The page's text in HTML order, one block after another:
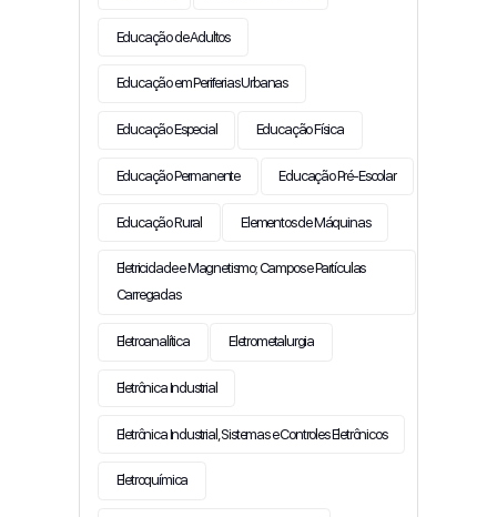
Educação de Adultos
Educação em Periferias Urbanas
Educação Especial Educação Física
Educação Permanente Educação Pré-Escolar
Educação Rural Elementos de Máquinas
Eletricidade e Magnetismo; Campos e Partículas
Carregadas
Eletroanalítica Eletrometalurgia
Eletrônica Industrial
Eletrônica Industrial, Sistemas e Controles Eletrônicos
Eletroquímica